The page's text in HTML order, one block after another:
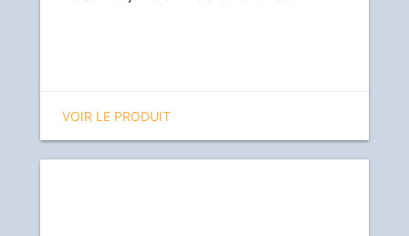
VOIR LE PRODUIT